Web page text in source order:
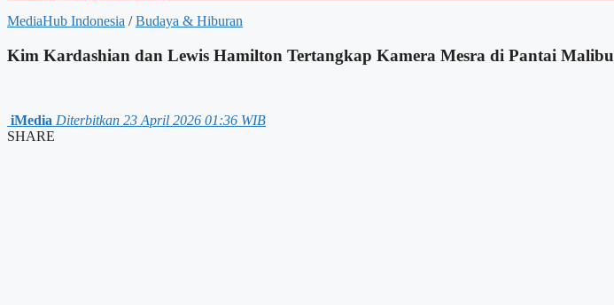
MediaHub Indonesia / Budaya & Hiburan
Kim Kardashian dan Lewis Hamilton Tertangkap Kamera Mesra di Pantai Malibu
iMedia Diterbitkan 23 April 2026 01:36 WIB
SHARE